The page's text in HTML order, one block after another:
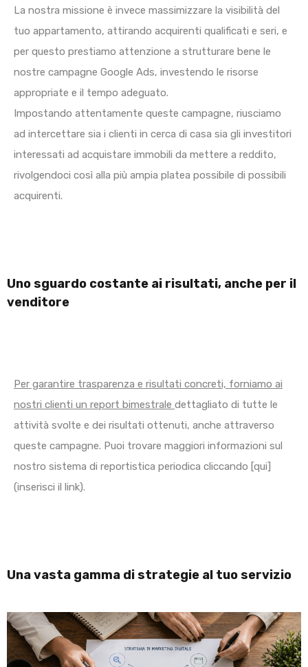
La nostra missione è invece massimizzare la visibilità del
tuo appartamento, attirando acquirenti qualificati e seri, e
per questo prestiamo attenzione a strutturare bene le
nostre campagne Google Ads, investendo le risorse
appropriate e il tempo adeguato.
Impostando attentamente queste campagne, riusciamo
ad intercettare sia i clienti in cerca di casa sia gli investitori
interessati ad acquistare immobili da mettere a reddito,
rivolgendoci così alla più ampia platea possibile di possibili
acquirenti.
Uno sguardo costante ai risultati, anche per il
venditore
Per garantire trasparenza e risultati concreti, forniamo ai
nostri clienti un report bimestrale dettagliato di tutte le
attività svolte e dei risultati ottenuti, anche attraverso
queste campagne. Puoi trovare maggiori informazioni sul
nostro sistema di reportistica periodica cliccando [qui]
(inserisci il link).
Una vasta gamma di strategie al tuo servizio